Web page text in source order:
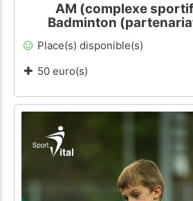
AM (complexe
Badminton
Place(s) disponible(s)
50 euro(s)